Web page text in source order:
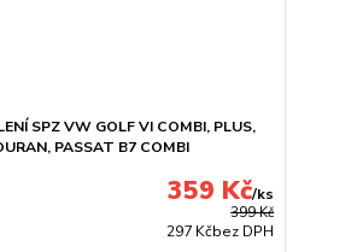
SPZ VW GOLF VI COMBI, PLUS,
PASSAT B7 COMBI
399 Kč
359 Kč/ks
297 Kčbez DPH